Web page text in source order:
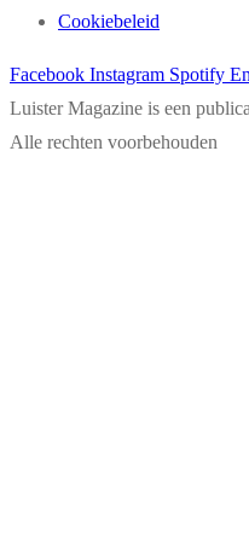
Cookiebeleid
Facebook Instagram Spotify
Luister Magazine is een
Alle rechten voorbehouden